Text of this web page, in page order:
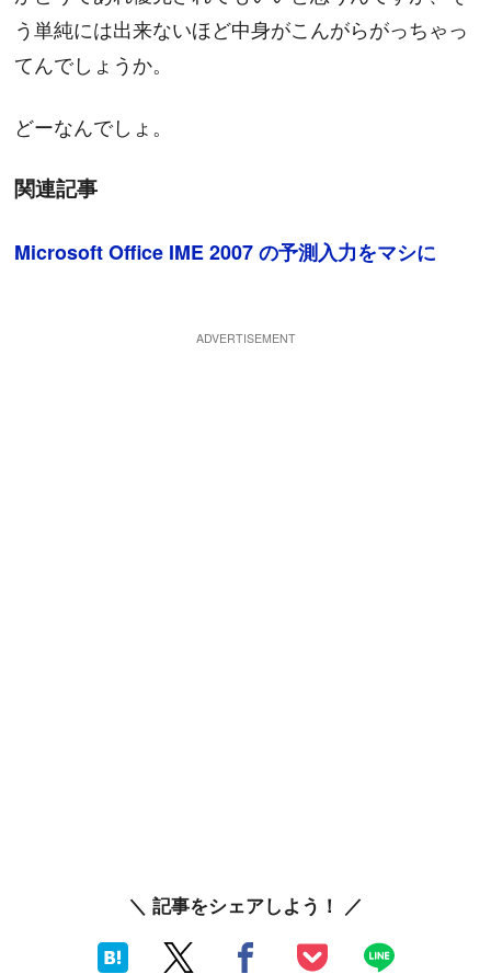
う単純には出来ないほど中身がこんがらがっちゃっ
てんでしょうか。
どーなんでしょ。
関連記事
Microsoft Office IME 2007 の予測入力をマシに
＼ 記事をシェアしよう！ ／